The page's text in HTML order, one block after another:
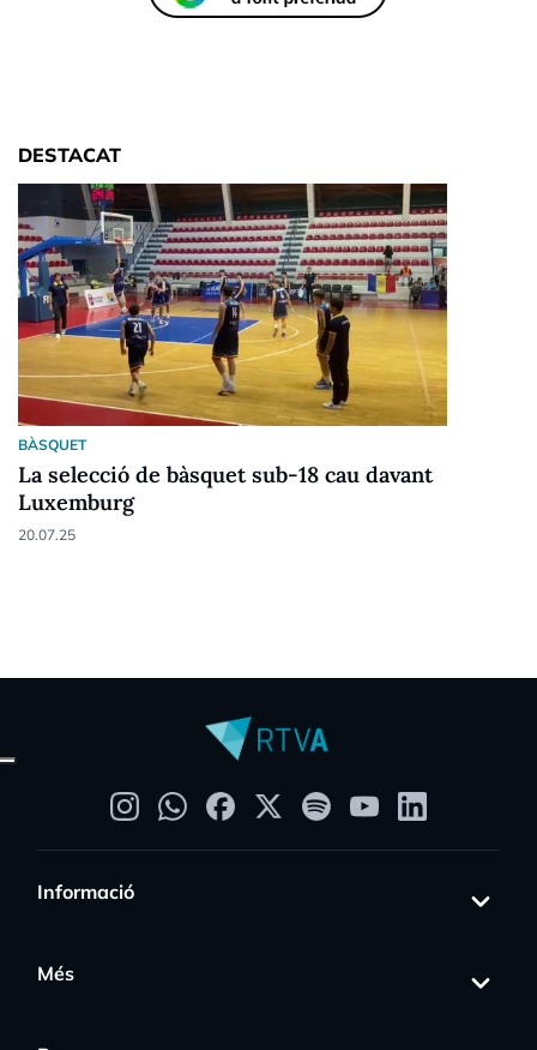
DESTACAT
BÀSQUET
La selecció de bàsquet sub-18 cau davant
Luxemburg
20.07.25
Informació
Més